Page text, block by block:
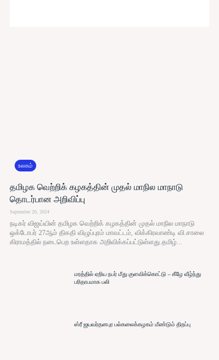
உலகம்
தமிழக வெற்றிக் கழகத்தின் முதல் மாநில மாநாடு
தொடர்பான அறிவிப்பு
September 20, 2024
நடிகர் விஜய்யின் தமிழக வெற்றிக் கழகத்தின் முதல் மாநில மாநாடு
ஒக்டோபர் 27ஆம் திகதி விழுப்புரம் மாவட்டம், விக்கிரவாண்டி வி.சாலை
கிராமத்தில் நடைபெற உள்ளதாக அறிவிக்கப்பட்டுள்ளது.தமிழ்...
மரத்தில் ஏறிய நபர் மீது குளவிக்கொட்டு – கீழே வீழ்ந்து
பரிதாபமாக பலி
ஸ்ரீ ஜயவர்தனபுர பல்கலைக்கழகம் மீண்டும் திறப்பு